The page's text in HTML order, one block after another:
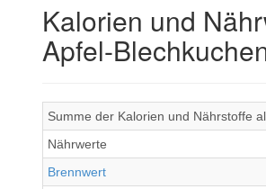
Kalorien und
Apfel-
Summe der Kalorien und Nährstoffe
Nährwerte
Brennwert